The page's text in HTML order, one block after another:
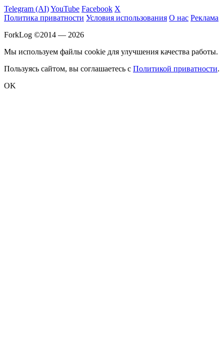
Telegram (AI)YouTube Facebook X
Политика приватности Условия использования О нас Реклама
ForkLog ©2014 — 2026
Мы используем файлы cookie для улучшения качества работы.
Пользуясь сайтом, вы соглашаетесь с Политикой приватности.
OK